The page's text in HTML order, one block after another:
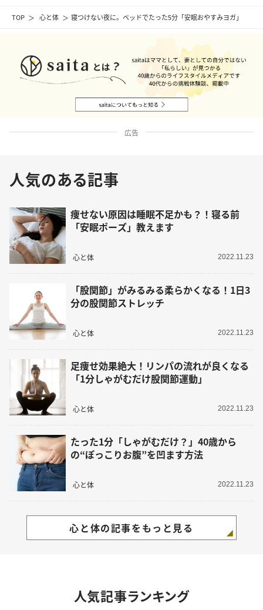
TOP 心と体 寝つけない夜に。ベッドでたった5分「安眠おやすみヨガ」
広告
人気のある記事
痩せない原因は睡眠不足かも？！寝る前
「安眠ポーズ」教えます
心と体 2022.11.23
「股関節」がみるみる柔らかくなる！1日3
分の股関節ストレッチ
心と体 2022.11.23
足痩せ効果絶大！リンパの流れが良くなる
「1分しゃがむだけ股関節運動」
心と体 2022.11.23
たった1分「しゃがむだけ？」40歳から
の“ぽっこりお腹”を凹ます方法
心と体 2022.11.23
心と体の記事をもっと見る
人気記事ランキング